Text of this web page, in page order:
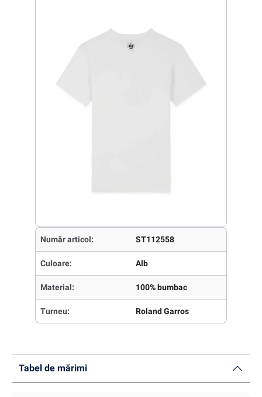
Număr articol: ST112558
Culoare: Alb
Material: 100% bumbac
Turneu: Roland Garros
Tabel de mărimi